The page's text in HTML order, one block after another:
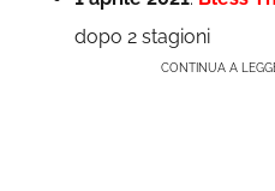
dopo 2 stagioni
CONTINUA A